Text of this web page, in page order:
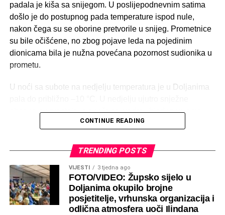
Video prilozi drugih medija
Brojni mediji iz Bosne i Hercegovine i Hrvatske i ove su
godine zabilježili jedinstveno ozračje Divina dana na
Kedžari. Zahvaljujemo televiziji
reportažama i video prilozima koje možete pogledati u
Kripta crkve Kripta crkve
padala je kiša sa snijegom. U poslijepodnevnim satima
došlo je do postupnog pada temperature ispod nule,
nakon čega su se oborine pretvorile u snijeg. Prometnice
su bile očišćene, no zbog pojave leda na pojedinim
dionicama bila je nužna povećana pozornost sudionika u
prometu.
U noći sa subote na nedjelju temperatura je u Doljanima
oborine su prestale, a sunčano, vedro i hladno vrijeme
dalo je dodatnu zimsku čaroliju cijelom području.
Tijekom nedjelje Blidinje je posjetio veći broj turista. Na
skijalištu se najviše sankalo, budući da velika skijaška
staza nije bila u funkciji, što je donekle umanjilo ukupni
doživljaj zimskih sportova. Posjetitelji su se stoga u većoj
mjeri zadržavali u lokalnim ugostiteljskim objektima, gdje
su uživali u tradicionalnim delicijama ovoga kraja te
CONTINUE READING
TRENDING POSTS
VIJESTI 3 tjedna ago
FOTO/VIDEO: Župsko sijelo u
Doljanima okupilo brojne
posjetitelje, vrhunska organizacija i
odlična atmosfera uoči Ilindana